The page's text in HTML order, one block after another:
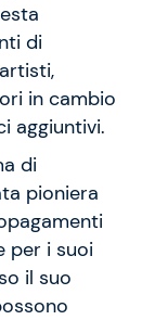
di
in cambio
aggiuntivi.
di
pioniera
per i suoi
il suo